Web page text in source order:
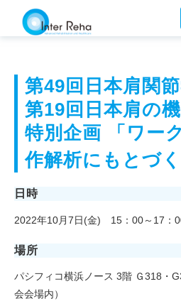
製品一覧
展示会・
セミナー
導入事例
オンラインシ
第49回日本肩関節
第19回日本肩の
特別企画
「ワー
作解析にもとづ
日時
2022年10月7日(金) 15：00～17：
場所
パシフィコ横浜ノース 3階 Ｇ318・
会会場内）